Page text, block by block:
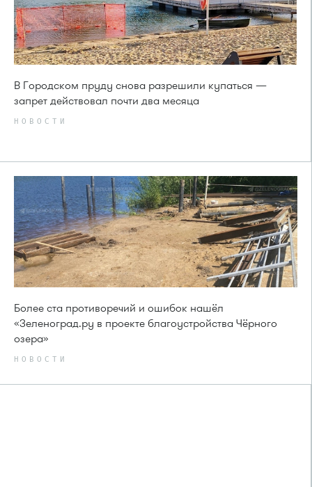
В Городском пруду снова разрешили купаться —
запрет действовал почти два месяца
НОВОСТИ
Более ста противоречий и ошибок нашёл
«Зеленоград.ру в проекте благоустройства Чёрного
озера»
НОВОСТИ